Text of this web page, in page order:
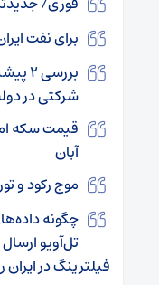
برای نفت
شرکتی در
آبان
موج رکود و
تل‌آویو
فیلترینگ در ایران